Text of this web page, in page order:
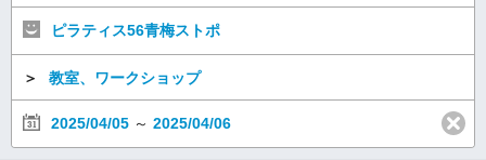
ピラティス56青梅ストポ
＞ 教室、ワークショップ
2025/04/05 ～ 2025/04/06